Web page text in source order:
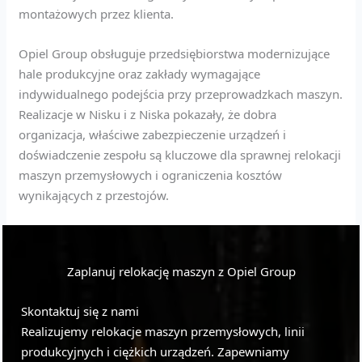
montażowych przez klienta.
Opiel Group obsługuje przedsiębiorstwa modernizujące
hale produkcyjne oraz zakłady wymagające
indywidualnego podejścia przy przeprowadzkach maszyn.
Realizacje w Nisku i z Niska pokazały, że dobra
organizacja, właściwe zabezpieczenie urządzeń i
doświadczenie zespołu są kluczowe dla sprawnej relokacji
maszyn przemysłowych i ograniczenia kosztów
wynikających z przestojów.
Zaplanuj relokację maszyn z Opiel Group
Skontaktuj się z nami
Realizujemy relokacje maszyn przemysłowych, linii
produkcyjnych i ciężkich urządzeń. Zapewniamy